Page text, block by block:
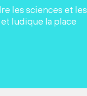
les sciences et les
ludique la place